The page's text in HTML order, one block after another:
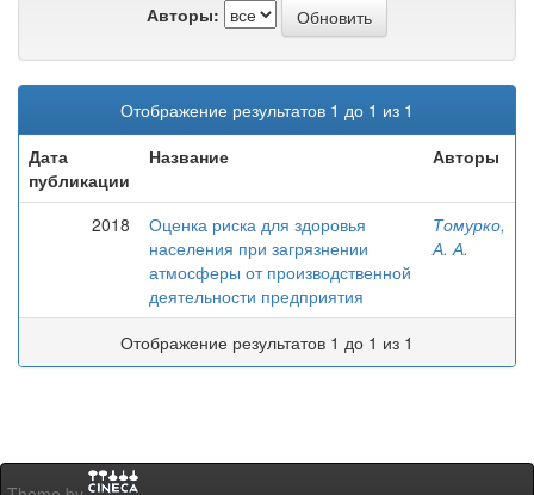
Авторы:
Отображение результатов 1 до 1 из 1
Дата
публикации
Название Авторы
2018
Оценка риска для здоровья
населения при загрязнении
атмосферы от производственной
деятельности предприятия
Томурко,
А. А.
Отображение результатов 1 до 1 из 1